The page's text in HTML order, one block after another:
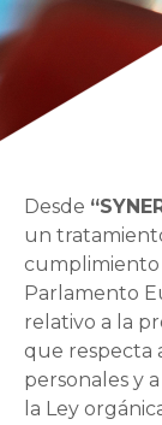
Desde
un
cumplimiento
Parlamento
relativo a la
que respecta
personales y
la Ley